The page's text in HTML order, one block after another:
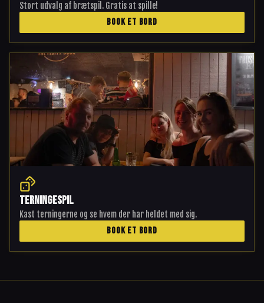
Stort udvalg af brætspil. Gratis at spille!
BOOK ET BORD
Terningespil
Kast terningerne og se hvem der har heldet med sig.
BOOK ET BORD